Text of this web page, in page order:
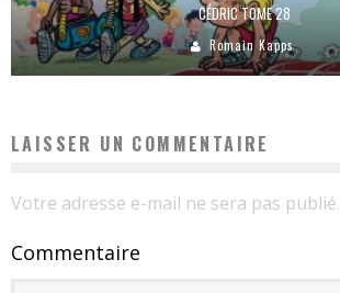
CÉDRIC TOME 28
Romain Kapps
LAISSER UN COMMENTAIRE
Votre adresse e-mail ne sera pas publié.
Commentaire